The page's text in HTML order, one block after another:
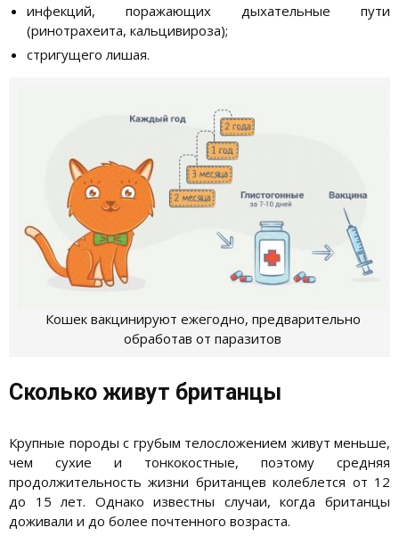
инфекций, поражающих дыхательные пути
(ринотрахеита, кальцивироза);
стригущего лишая.
Кошек вакцинируют ежегодно, предварительно
обработав от паразитов
Сколько живут британцы
Крупные породы с грубым телосложением живут меньше,
чем сухие и тонкокостные, поэтому средняя
продолжительность жизни британцев колеблется от 12
до 15 лет. Однако известны случаи, когда британцы
доживали и до более почтенного возраста.